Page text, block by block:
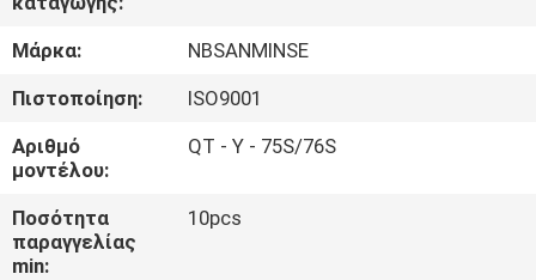
ΓΎΡΟΣ
ΕΡΓΟΣΤΑΣΊΩΝ
ΠΟΙΟΤΙΚΌΣ
ΈΛΕΓΧΟΣ
Μάρκα:
NBSANMINSE
Πιστοποίηση:
ISO9001
Αριθμό
μοντέλου:
QT - Υ - 75S/76S
Ποσότητα
παραγγελίας
min:
10pcs